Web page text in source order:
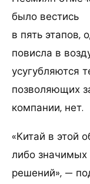
было вестись
в пять этапов,
повисла в
усугубляются
позволяющих
компании, нет.
«Китай в этой
либо значимых
решений», —